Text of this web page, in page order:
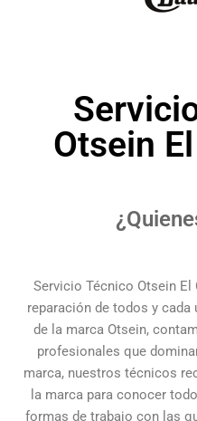
Otsein
Servicio Técnico Otsein
reparación de todos y
de la marca Otsein,
profesionales que
marca, nuestros técnicos
la marca para conocer
formas de trabajo con las